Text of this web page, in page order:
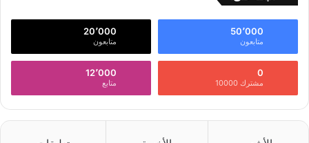
50٬000
متابعون
20٬000
متابعون
0
مشترك 10000
12٬000
متابع